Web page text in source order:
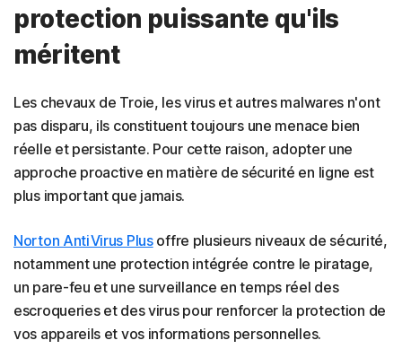
protection puissante qu'ils
méritent
Les chevaux de Troie, les virus et autres malwares n'ont
pas disparu, ils constituent toujours une menace bien
réelle et persistante. Pour cette raison, adopter une
approche proactive en matière de sécurité en ligne est
plus important que jamais.
Norton AntiVirus Plusoffre plusieurs niveaux de sécurité,
notamment une protection intégrée contre le piratage,
un pare-feu et une surveillance en temps réel des
escroqueries et des virus pour renforcer la protection de
vos appareils et vos informations personnelles.